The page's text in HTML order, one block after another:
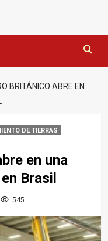
BRITÁNICO ABRE EN
DE TIERRAS
en una
Brasil
545